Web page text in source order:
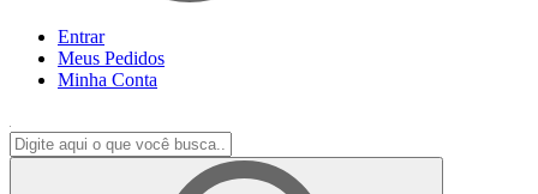
Entrar
Meus Pedidos
Minha Conta